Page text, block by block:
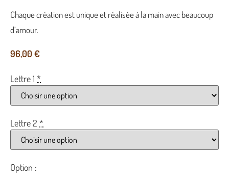
Chaque création est unique et réalisée à la main avec beaucoup
d’amour.
96,00 €
Lettre 1 *
Lettre 2 *
Option :